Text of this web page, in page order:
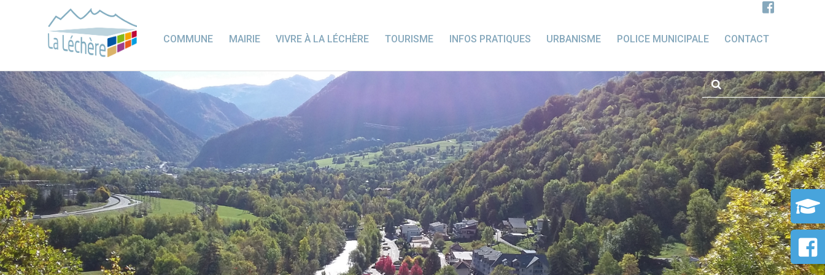
COMMUNE MAIRIE VIVRE À LA LÉCHÈRE TOURISME INFOS PRATIQUES URBANISME POLICE MUNICIPALE CONTACT